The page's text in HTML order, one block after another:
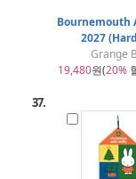
Bournemouth
2027
Grange
19,480원(20%
37.